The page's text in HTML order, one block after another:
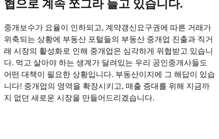
협으로 계속 쪼그라 들고 있습니다.
중개보수가 요율이 인하되고, 계약갱신요구권에 따른 거래가
위축되는 상황에 부동산 포털들의 부동산 중개업 진출과 직거
래 시장의 활성화로 인해 중개업은 심각하게 위협받고 있습니
다. 먹고 살아야 하는 생계가 달려있는 우리 공인중개사들도
어떤 대책이 필요한 상황입니다. 부동산이지에 그 해답이 있습
니다! 중개업의 영역을 확장시키고, 매출 증대를 위해 지금까
지 없던 새로운 시장을 만들어드리겠습니다.